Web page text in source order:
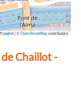
Leaflet|©OpenStreetMapcontributors
Chaillot -